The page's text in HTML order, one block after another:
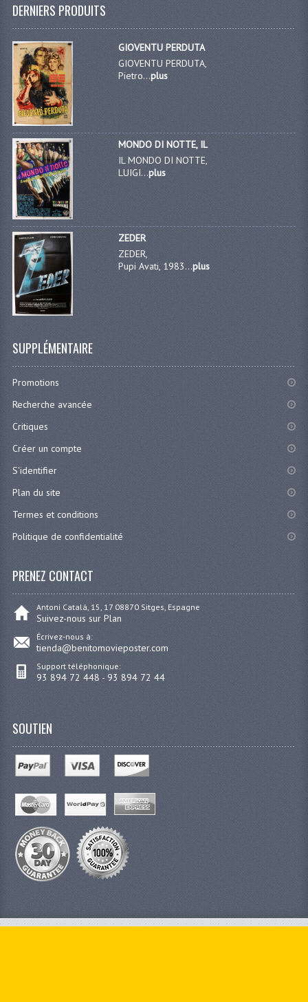
DERNIERS PRODUITS
GIOVENTU PERDUTA
GIOVENTU PERDUTA,
Pietro...plus
MONDO DI NOTTE, IL
IL MONDO DI NOTTE,
LUIGI...plus
ZEDER
ZEDER,
Pupi Avati, 1983...plus
SUPPLÉMENTAIRE
Promotions
Recherche avancée
Critiques
Créer un compte
S'identifier
Plan du site
Termes et conditions
Politique de confidentialité
PRENEZ CONTACT
Antoni Catalá, 15, 17 08870 Sitges, Espagne
Suivez-nous sur Plan
Écrivez-nous à:
tienda@benitomovieposter.com
Support téléphonique:
93 894 72 448 - 93 894 72 44
SOUTIEN